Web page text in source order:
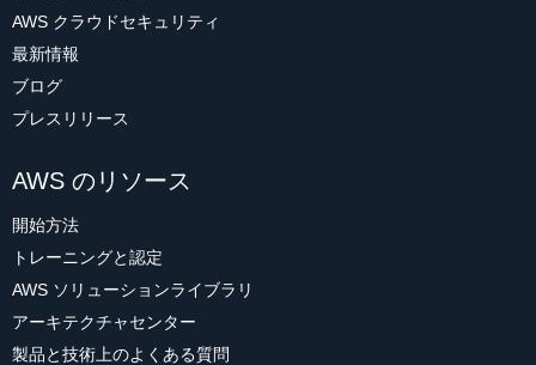
AWS クラウドセキュリティ
最新情報
ブログ
プレスリリース
AWS のリソース
開始方法
トレーニングと認定
AWS ソリューションライブラリ
アーキテクチャセンター
製品と技術上のよくある質問